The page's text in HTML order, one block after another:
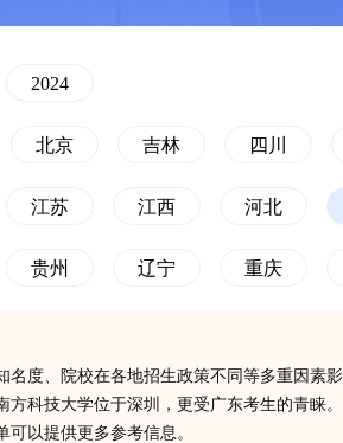
2024
北京 吉林 四川
江苏 江西 河北
贵州 辽宁 重庆
度、院校在各地招生政策不同等多重因素
科技大学位于深圳，更受广东考生的青睐
以提供更多参考信息。